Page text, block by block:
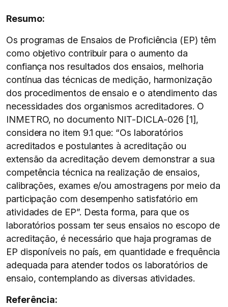
Resumo:
Os programas de Ensaios de Proficiência (EP) têm
como objetivo contribuir para o aumento da
confiança nos resultados dos ensaios, melhoria
contínua das técnicas de medição, harmonização
dos procedimentos de ensaio e o atendimento das
necessidades dos organismos acreditadores. O
INMETRO, no documento NIT-DICLA-026 [1],
considera no item 9.1 que: “Os laboratórios
acreditados e postulantes à acreditação ou
extensão da acreditação devem demonstrar a sua
competência técnica na realização de ensaios,
calibrações, exames e/ou amostragens por meio da
participação com desempenho satisfatório em
atividades de EP”. Desta forma, para que os
laboratórios possam ter seus ensaios no escopo de
acreditação, é necessário que haja programas de
EP disponíveis no país, em quantidade e frequência
adequada para atender todos os laboratórios de
ensaio, contemplando as diversas atividades.
Referência: